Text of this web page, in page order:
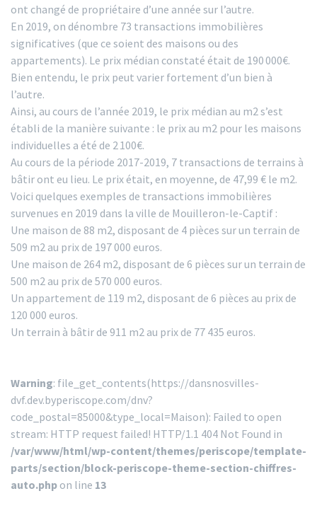
ont changé de propriétaire d’une année sur l’autre.
En 2019, on dénombre 73 transactions immobilières
significatives (que ce soient des maisons ou des
appartements). Le prix médian constaté était de 190 000€.
Bien entendu, le prix peut varier fortement d’un bien à
l’autre.
Ainsi, au cours de l’année 2019, le prix médian au m2 s’est
établi de la manière suivante : le prix au m2 pour les maisons
individuelles a été de 2 100€.
Au cours de la période 2017-2019, 7 transactions de terrains à
bâtir ont eu lieu. Le prix était, en moyenne, de 47,99 € le m2.
Voici quelques exemples de transactions immobilières
survenues en 2019 dans la ville de Mouilleron-le-Captif :
Une maison de 88 m2, disposant de 4 pièces sur un terrain de
509 m2 au prix de 197 000 euros.
Une maison de 264 m2, disposant de 6 pièces sur un terrain de
500 m2 au prix de 570 000 euros.
Un appartement de 119 m2, disposant de 6 pièces au prix de
120 000 euros.
Un terrain à bâtir de 911 m2 au prix de 77 435 euros.
Warning: file_get_contents(https://dansnosvilles-
dvf.dev.byperiscope.com/dnv?
code_postal=85000&type_local=Maison): Failed to open
stream: HTTP request failed! HTTP/1.1 404 Not Found in
/var/www/html/wp-content/themes/periscope/template-
parts/section/block-periscope-theme-section-chiffres-
auto.php on line 13